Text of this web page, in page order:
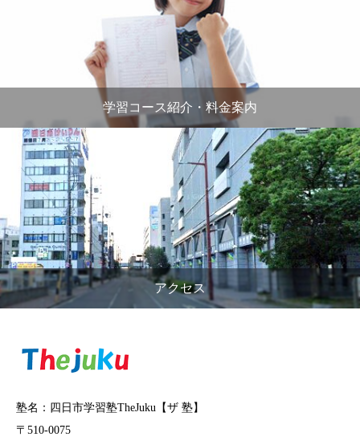
学習コース紹介・料金案内
アクセス
塾名：四日市学習塾TheJuku【ザ 塾】
〒510-0075